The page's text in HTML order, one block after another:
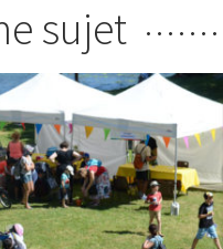
sujet